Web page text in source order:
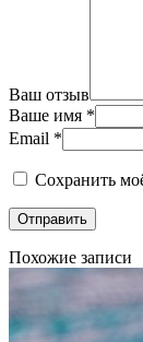
Ваш отзыв
Ваше имя *
Email *
Сохранить
Похожие записи